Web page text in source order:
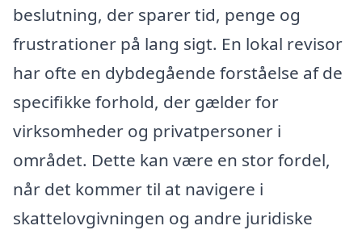
beslutning, der sparer tid, penge og
frustrationer på lang sigt. En lokal revisor
har ofte en dybdegående forståelse af de
specifikke forhold, der gælder for
virksomheder og privatpersoner i
området. Dette kan være en stor fordel,
når det kommer til at navigere i
skattelovgivningen og andre juridiske